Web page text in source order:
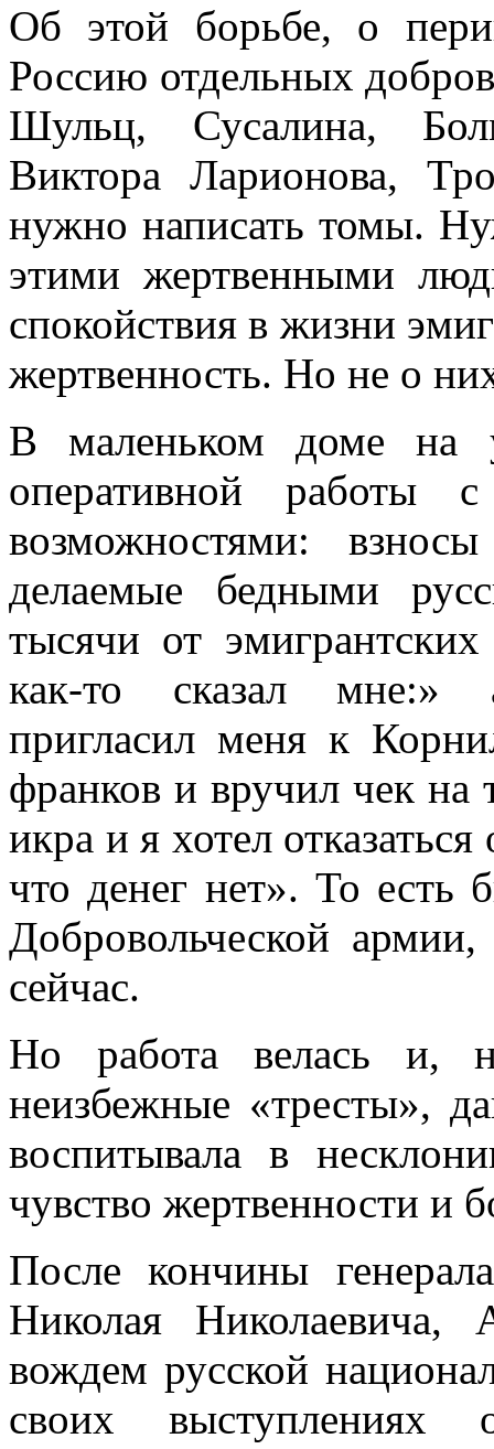
Об этой борьбе, о
Россию отдельных
Шульц, Сусалина,
Виктора Ларионова,
нужно написать томы.
этими жертвенными
спокойствия в жизни
жертвенность. Но не о
В маленьком доме на
оперативной работы
возможностями:
делаемые бедными
тысячи от
как-то сказал мне:»
пригласил меня к
франков и вручил чек
икра и я хотел
что денег нет». То есть
Добровольческой
сейчас.
Но работа велась и,
неизбежные «тресты»,
воспитывала в
чувство жертвенности и
После кончины
Николая Николаевича,
вождем русской
своих